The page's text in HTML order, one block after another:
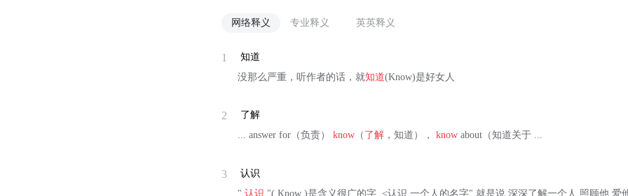
网络释义 专业释义 英英释义
1
知道
没那么严重，听作者的话，就知道(Know)是好女人
2
了解
... answer for（负责）know （ 了解 ，知道），know about（知道关于 ...
3
认识
"认识 "( Know )是含义很广的字. <认识 一个人的名字",就是说,深深了解一个人,照顾他,爱